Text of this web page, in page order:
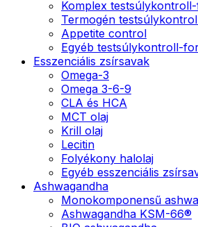
Komplex
Termogén
Appetite control
Egyéb testsúlykontroll-
Esszenciális zsírsavak
Omega-3
Omega 3-6-9
CLA és HCA
MCT olaj
Krill olaj
Lecitin
Folyékony halolaj
Egyéb esszenciális
Ashwagandha
Monokomponensű
Ashwagandha KSM-66®